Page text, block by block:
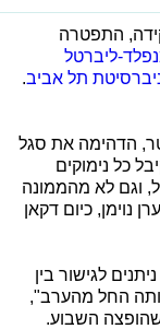
התפטרה
ליברטל
תל אביב.
הדהימה את סגל
כל נימוקים
וגם לא מהממונה
נוימן, כיום דקאן
לגישור בין
החל מהערב",
השבוע.